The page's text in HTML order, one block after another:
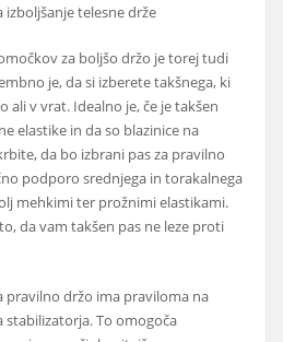
telesne drže
za boljšo držo je torej tudi
je, da si izberete takšnega, ki
ali v vrat. Idealno je, če je takšen
elastike in da so blazinice na
da bo izbrani pas za pravilno
podporo srednjega in torakalnega
mehkimi ter prožnimi elastikami.
da vam takšen pas ne leze proti
pravilno držo ima praviloma na
To omogoča